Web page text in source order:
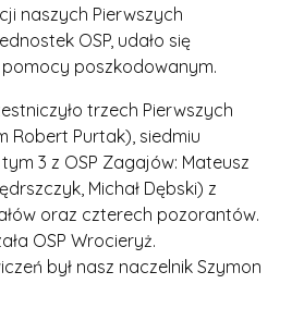
naszych Pierwszych
OSP, udało się
pomocy poszkodowanym.
trzech Pierwszych
Robert Purtak), siedmiu
3 z OSP Zagajów: Mateusz
Michał Dębski) z
oraz czterech pozorantów.
OSP Wrocieryż.
był nasz naczelnik Szymon